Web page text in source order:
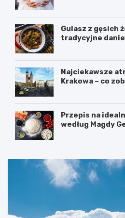
Gulasz z gęsich
tradycyjne
Najciekawsze
Krakowa – co
Przepis na
według Magdy